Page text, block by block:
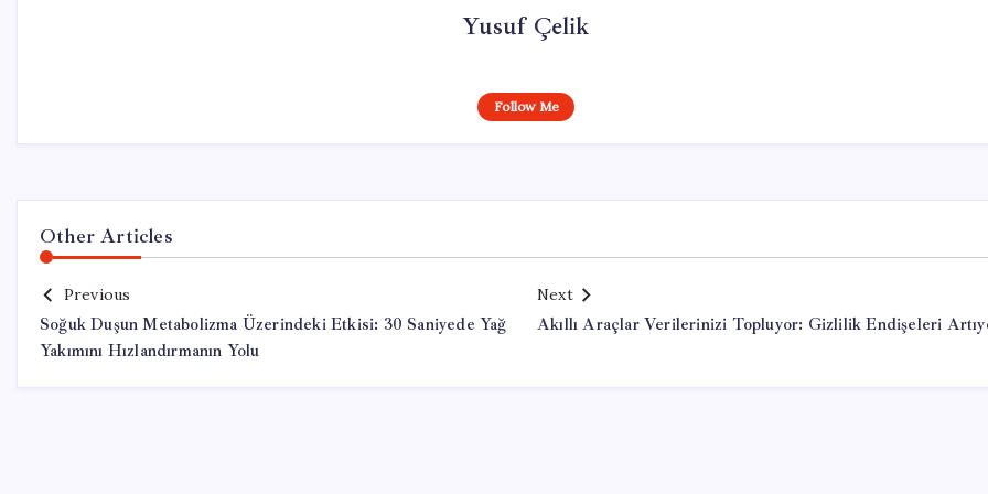
Yusuf Çelik
Follow Me
Other Articles
Previous
Soğuk Duşun Metabolizma Üzerindeki Etkisi: 30 Saniyede Yağ
Yakımını Hızlandırmanın Yolu
Next
Akıllı Araçlar Verilerinizi Topluyor: Gizlilik Endişeleri